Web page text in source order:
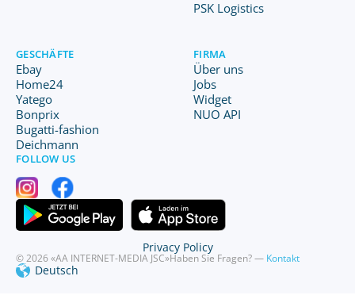
PSK Logistics
GESCHÄFTE
Ebay
Home24
Yatego
Bonprix
Bugatti-fashion
Deichmann
FIRMA
Über uns
Jobs
Widget
NUO API
FOLLOW US
© 2026 «AA INTERNET-MEDIA JSC»Haben Sie Fragen? — Kontakt
Deutsch
Privacy Policy